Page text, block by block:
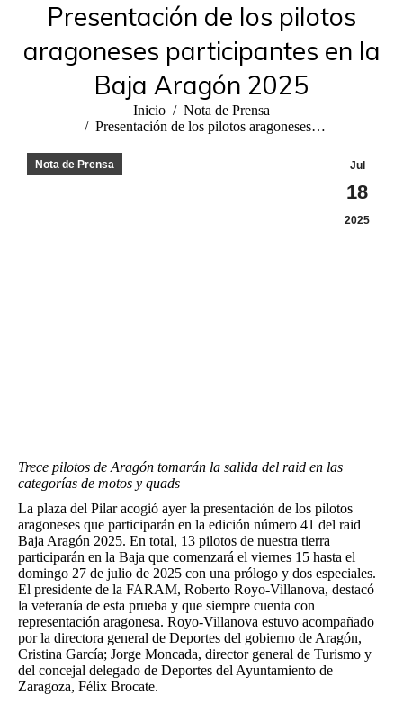
Presentación de los pilotos
aragoneses participantes en la
Baja Aragón 2025
Inicio
Nota de Prensa
Presentación de los pilotos aragoneses…
Jul
18
2025
Nota de Prensa
Trece pilotos de Aragón tomarán la salida del raid en las
categorías de motos y quads
La plaza del Pilar acogió ayer la presentación de los pilotos
aragoneses que participarán en la edición número 41 del raid
Baja Aragón 2025. En total, 13 pilotos de nuestra tierra
participarán en la Baja que comenzará el viernes 15 hasta el
domingo 27 de julio de 2025 con una prólogo y dos especiales.
El presidente de la FARAM, Roberto Royo-Villanova, destacó
la veteranía de esta prueba y que siempre cuenta con
representación aragonesa. Royo-Villanova estuvo acompañado
por la directora general de Deportes del gobierno de Aragón,
Cristina García; Jorge Moncada, director general de Turismo y
del concejal delegado de Deportes del Ayuntamiento de
Zaragoza, Félix Brocate.